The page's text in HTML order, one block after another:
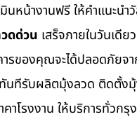
มินหน้างานฟรี ให้คำแนะนำ
ดด่วน เสร็จภายในวันเดี
ารของคุณจะได้ปลอดภัยจ
นทีรับผลิตมุ้งลวด ติดตั้ง
คาโรงงาน ให้บริการทั่วก